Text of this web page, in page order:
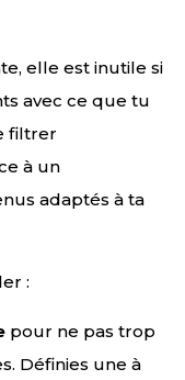
elle est inutile si
avec ce que tu
filtrer
à un
adaptés à ta
:
pour ne pas trop
Définies une à